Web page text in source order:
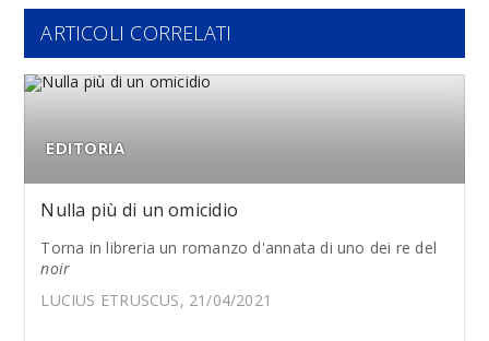
ARTICOLI CORRELATI
EDITORIA
Nulla più di un omicidio
Torna in libreria un romanzo d'annata di uno dei re del
noir
LUCIUS ETRUSCUS, 21/04/2021